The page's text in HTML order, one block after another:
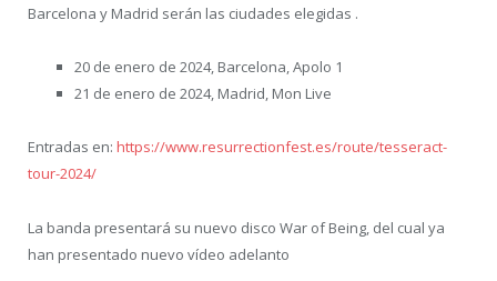
Barcelona y Madrid serán las ciudades elegidas .
20 de enero de 2024, Barcelona, Apolo 1
21 de enero de 2024, Madrid, Mon Live
Entradas en: https://www.resurrectionfest.es/route/tesseract-
tour-2024/
La banda presentará su nuevo disco War of Being, del cual ya
han presentado nuevo vídeo adelanto